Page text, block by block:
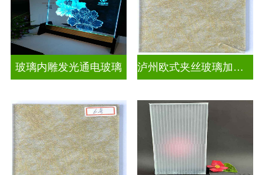
玻璃内雕发光通电玻璃 泸州欧式夹丝玻璃加工店